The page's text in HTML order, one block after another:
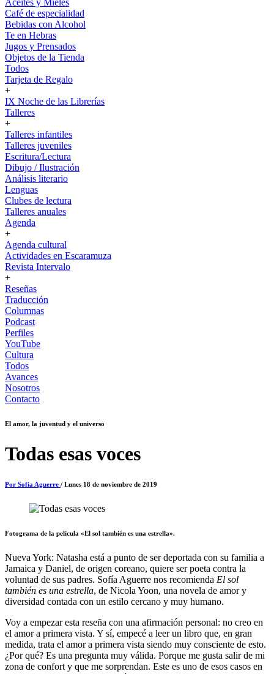
Aceites y Mieles
Café de especialidad
Bebidas con Alcohol
Te en Hebras
Jugos y Prensados
Objetos de la Tienda
Todos
Tarjeta de Regalo
+
IX Noche de las Librerías
Talleres
+
Talleres infantiles
Talleres juveniles
Escritura/Lectura
Dibujo / Ilustración
Análisis literario
Lenguas
Clubes de lectura
Talleres anuales
Agenda
+
Agenda cultural
Actividades en Escaramuza
Revista Intervalo
+
Reseñas
Traducción
Columnas
Podcast
Perfiles
YouTube
Cultura
Todos
Avances
Nosotros
Contacto
El amor, la juventud y el universo
Todas esas voces
Por Sofía Aguerre / Lunes 18 de noviembre de 2019
Fotograma de la película «El sol también es una estrella».
Nueva York: Natasha está a punto de ser deportada con su familia a
Jamaica y Daniel, de origen coreano, quiere ser poeta contra la
voluntad de sus padres. Sofía Aguerre nos recomienda El sol
también es una estrella, de Nicola Yoon, una novela de amor y
diversidad contada con un estilo cercano y muy humano.
Voy a empezar esta reseña con una afirmación personal: no creo en
el amor a primera vista. Y sí, empecé a leer un libro que, en gran
medida, trata el amor a primera vista siendo muy consciente de esto.
¿Por qué? Es una pregunta muy válida. Porque me gusta salir de mi
zona de confort y que me sorprendan. Este es uno de esos casos en